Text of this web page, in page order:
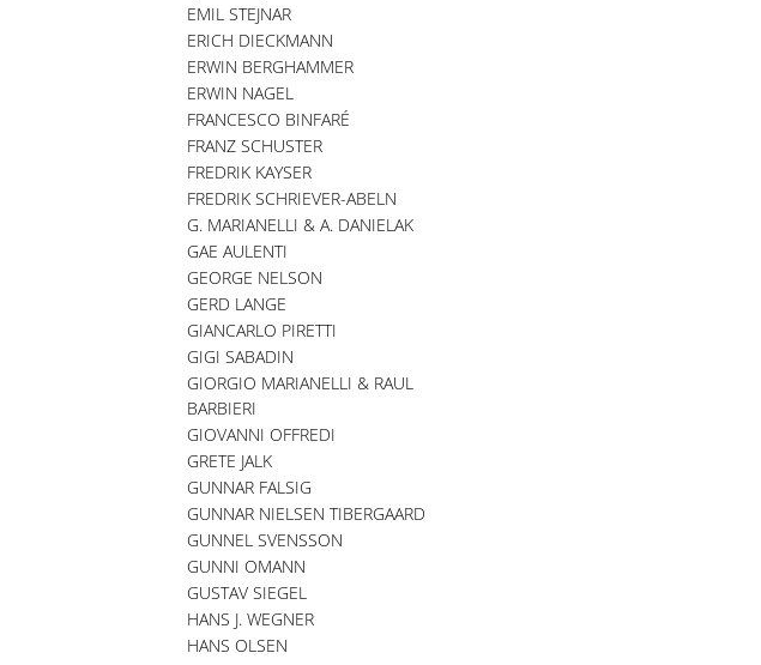
EMIL STEJNAR
ERICH DIECKMANN
ERWIN BERGHAMMER
ERWIN NAGEL
FRANCESCO BINFARÉ
FRANZ SCHUSTER
FREDRIK KAYSER
FREDRIK SCHRIEVER-ABELN
G. MARIANELLI & A. DANIELAK
GAE AULENTI
GEORGE NELSON
GERD LANGE
GIANCARLO PIRETTI
GIGI SABADIN
GIORGIO MARIANELLI & RAUL
BARBIERI
GIOVANNI OFFREDI
GRETE JALK
GUNNAR FALSIG
GUNNAR NIELSEN TIBERGAARD
GUNNEL SVENSSON
GUNNI OMANN
GUSTAV SIEGEL
HANS J. WEGNER
HANS OLSEN